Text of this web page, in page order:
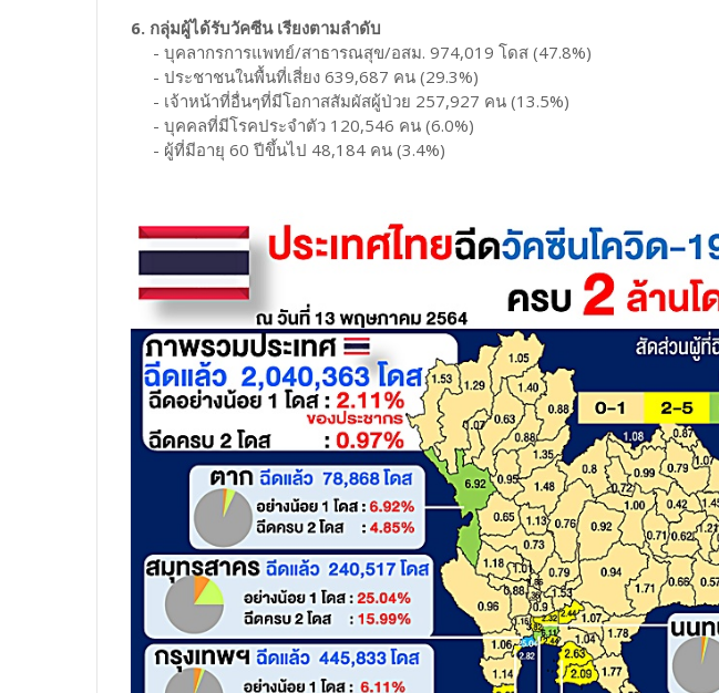
6. กลุ่มผู้ได้รับวัคซีน เรียงตามลำดับ
- บุคลากรการแพทย์/สาธารณสุข/อสม. 974,019 โดส (47.8%)
- ประชาชนในพื้นที่เสี่ยง 639,687 คน (29.3%)
- เจ้าหน้าที่อื่นๆที่มีโอกาสสัมผัสผู้ป่วย 257,927 คน (13.5%)
- บุคคลที่มีโรคประจำตัว 120,546 คน (6.0%)
- ผู้ที่มีอายุ 60 ปีขึ้นไป 48,184 คน (3.4%)